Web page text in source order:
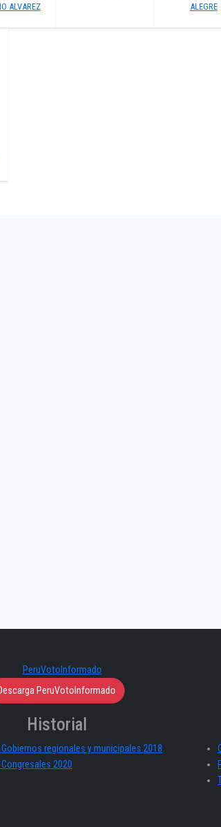
ALVAREZ
ALEGRE
PeruVotoInformado
Historial
regionales y municipales 2018
2020